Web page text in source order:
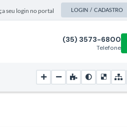
seu login no portal LOGIN / CADASTRO
Telefone
(35) 3573-6800